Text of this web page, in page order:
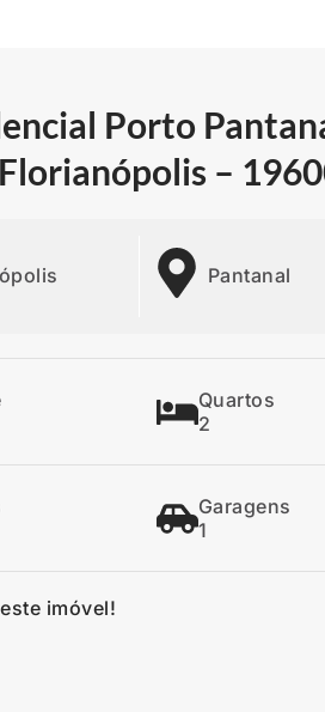
Porto
–
Pantanal
Quartos
2
Garagens
1
imóvel!